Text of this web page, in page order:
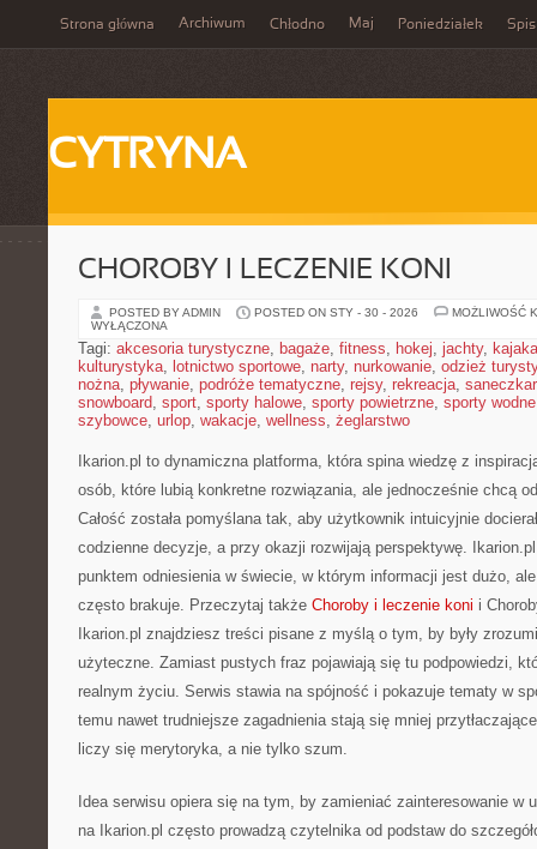
Strona główna Archiwum Chłodno Maj Poniedziałek Spis
CYTRYNA
CHOROBY I LECZENIE KONI
POSTED BY ADMIN POSTED ON STY - 30 - 2026
MOŻLIWOŚĆ
WYŁĄCZONA
Tagi: akcesoria turystyczne, bagaże, fitness, hokej, jachty,
kulturystyka, lotnictwo sportowe, narty, nurkowanie, odzież
nożna, pływanie, podróże tematyczne, rejsy, rekreacja,
snowboard, sport, sporty halowe, sporty powietrzne, sporty wodne
szybowce, urlop, wakacje, wellness, żeglarstwo
Ikarion.pl to dynamiczna platforma, która spina wiedzę z
osób, które lubią konkretne rozwiązania, ale jednocześnie chcą
Całość została pomyślana tak, aby użytkownik intuicyjnie
codzienne decyzje, a przy okazji rozwijają perspektywę.
punktem odniesienia w świecie, w którym informacji jest dużo,
często brakuje. Przeczytaj także Choroby i leczenie koni i
Ikarion.pl znajdziesz treści pisane z myślą o tym, by były
użyteczne. Zamiast pustych fraz pojawiają się tu podpowiedzi,
realnym życiu. Serwis stawia na spójność i pokazuje tematy w
temu nawet trudniejsze zagadnienia stają się mniej
liczy się merytoryka, a nie tylko szum.
Idea serwisu opiera się na tym, by zamieniać zainteresowanie w
na Ikarion.pl często prowadzą czytelnika od podstaw do